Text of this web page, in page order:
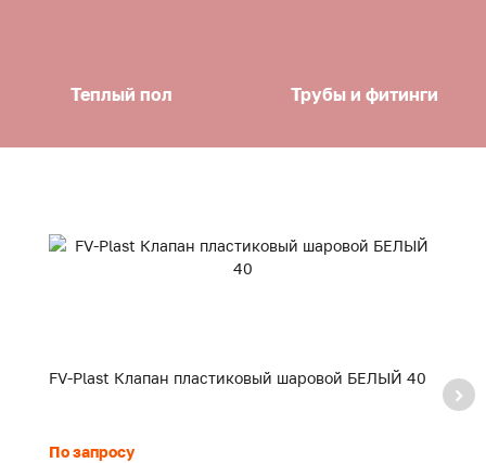
Теплый пол Трубы и фитинги
FV-Plast Клапан пластиковый шаровой БЕЛЫЙ 40
По запросу